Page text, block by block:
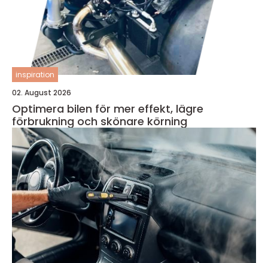
inspiration
02. August 2026
Optimera bilen för mer effekt, lägre
förbrukning och skönare körning